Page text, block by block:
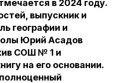
в 2024 году.
выпускник и
географии и
Юрий Асадов
СОШ № 1 и
на его основании.